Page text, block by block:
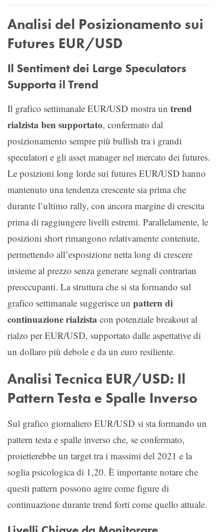
Analisi del Posizionamento sui
Futures EUR/USD
Il Sentiment dei Large Speculators
Supporta il Trend
Il grafico settimanale EUR/USD mostra un trend
rialzista ben supportato, confermato dal
posizionamento sempre più bullish tra i grandi
speculatori e gli asset manager nel mercato dei futures.
Le posizioni long lorde sui futures EUR/USD hanno
mantenuto una tendenza crescente sia prima che
durante l’ultimo rally, con ancora margine di crescita
prima di raggiungere livelli estremi. Parallelamente, le
posizioni short rimangono relativamente contenute,
permettendo all’esposizione netta long di crescere
insieme al prezzo senza generare segnali contrarian
preoccupanti. La struttura che si sta formando sul
grafico settimanale suggerisce un pattern di
continuazione rialzista con potenziale breakout al
rialzo per EUR/USD, supportato dalle aspettative di
un dollaro più debole e da un euro resiliente.
Analisi Tecnica EUR/USD: Il
Pattern Testa e Spalle Inverso
Sul grafico giornaliero EUR/USD si sta formando un
pattern testa e spalle inverso che, se confermato,
proietterebbe un target tra i massimi del 2021 e la
soglia psicologica di 1,20. È importante notare che
questi pattern possono agire come figure di
continuazione durante trend forti come quello attuale.